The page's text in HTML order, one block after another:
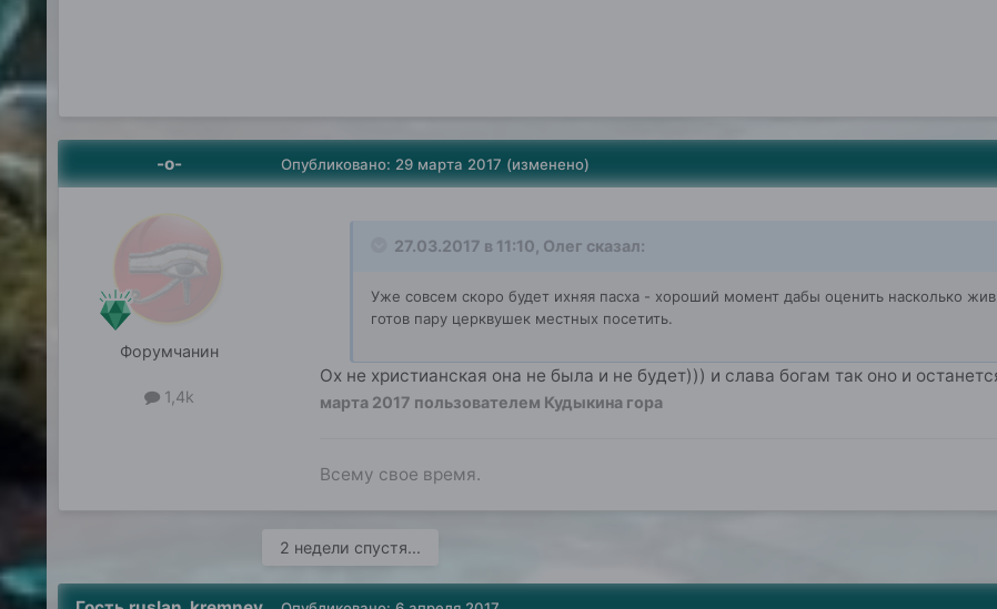
-о-
Форумчанин
1,4k
Опубликовано: 29 марта 2017 (изменено)
27.03.2017 в 11:10, Oлег сказал:
Уже совсем скоро будет ихняя пасха - хороший момент дабы оценить насколько
готов пару церквушек местных посетить.
Ох не христианская она не была и не будет))) и слава богам так оно и
марта 2017 пользователем Кудыкина гора
Всему свое время.
2 недели спустя...